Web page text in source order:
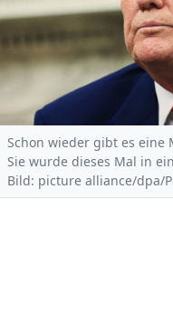
Schon wieder gibt es
Sie wurde dieses Mal in
Bild: picture alliance/dpa/